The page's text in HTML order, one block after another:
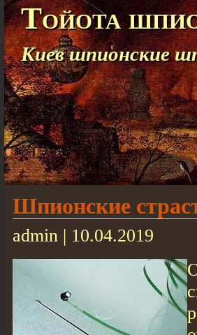
Тойота
Киев шпионские
Шпионские
admin | 10.04.2019